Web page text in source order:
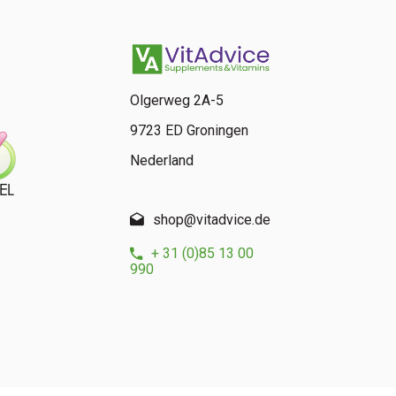
Olgerweg 2A-5
9723 ED Groningen
Nederland
shop@vitadvice.de
+ 31 (0)85 13 00
990